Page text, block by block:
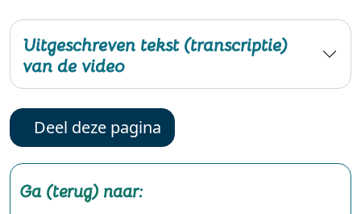
Ga (terug) naar:
Uitgeschreven tekst (transcriptie)
van de video
Deel deze pagina